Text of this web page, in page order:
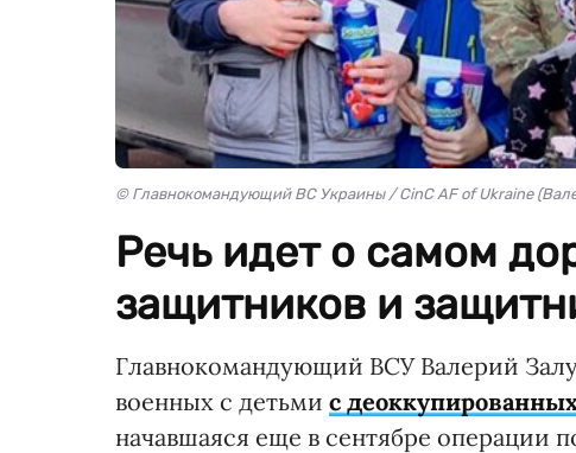
© Главнокомандующий ВС Украины / CinC AF of Ukraine
Речь идет о самом
защитников и
Главнокомандующий ВСУ Валерий
военных с детьми с
начавшаяся еще в сентябре операции